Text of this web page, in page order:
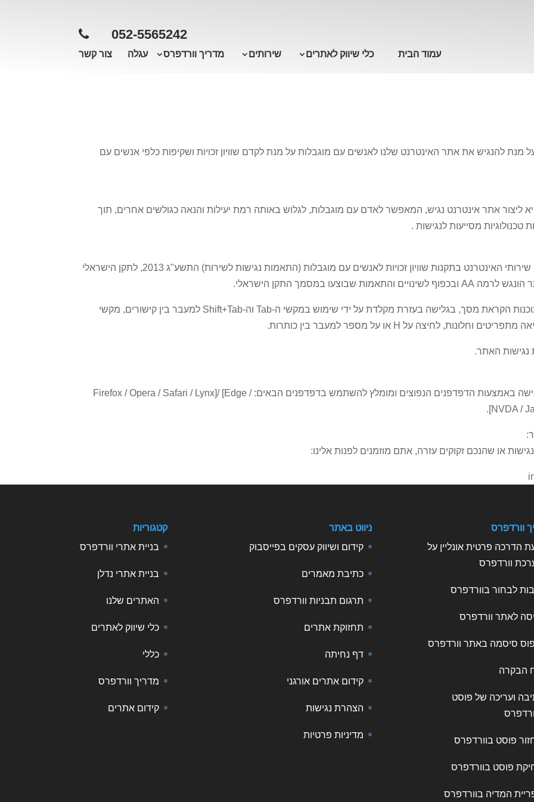
052-5565242
עמוד הבית כלי שיווק לאתרים שירותים מדריך וורדפרס עגלה צור קשר
מנת להנגיש את אתר האינטרנט שלנו לאנשים עם מוגבלות על מנת לקדם שוויון זכויות ושקיפות כלפי אנשים עם
ליצור אתר אינטרנט נגיש, המאפשר לאדם עם מוגבלות, לגלוש באותה רמת יעילות והנאה כגולשים אחרים, תוך
מסייעות לנגישות .
התאמות הנגישות באתר בוצעו בהתאם לסימן ג': שירותי האינטרנט בתקנות שוויון זכויות לאנשים עם מוגבלות (התאמות נגישות לשירות) התשע"ג 2013, לתקן הישראלי
האתר תומך בשימוש בטכנולוגיות מסייעות כגון תוכנות הקראת מסך, בגלישה בעזרת מקלדת על ידי שימוש במקשי ה-Tab וה-Shift+Tab למעבר בין קישורים, מקשי
נגישות האתר.
באתר אינטרנט זה, ניתן לגלוש בצורה מיטבית ונגישה באמצעות הדפדפנים הנפוצים ומומלץ להשתמש בדפדפנים הבאים: Firefox / Opera / Safari / Lynx]/ [Edge /
או שהנכם זקוקים עזרה, אתם מוזמנים לפנות אלינו:
קטגוריות
בניית אתרי וורדפרס
בניית אתרי נדלן
האתרים שלנו
כלי שיווק לאתרים
כללי
מדריך וורדפרס
קידום אתרים
ניווט באתר
קידום ושיווק עסקים בפייסבוק
כתיבת מאמרים
תרגום תבניות וורדפרס
תחזוקת אתרים
דף נחיתה
קידום אתרים אורגני
הצהרת נגישות
מדיניות פרטיות
וורדפרס
הדרכה פרטית אונליין על
וורדפרס
לבחור בוורדפרס
לאתר וורדפרס
סיסמה באתר וורדפרס
הבקרה
ועריכה של פוסט
פוסט בוורדפרס
פוסט בוורדפרס
המדיה בוורדפרס